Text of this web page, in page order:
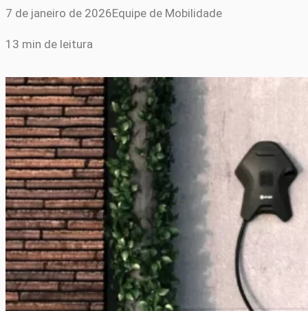
7 de janeiro de 2026Equipe de Mobilidade
13 min de leitura